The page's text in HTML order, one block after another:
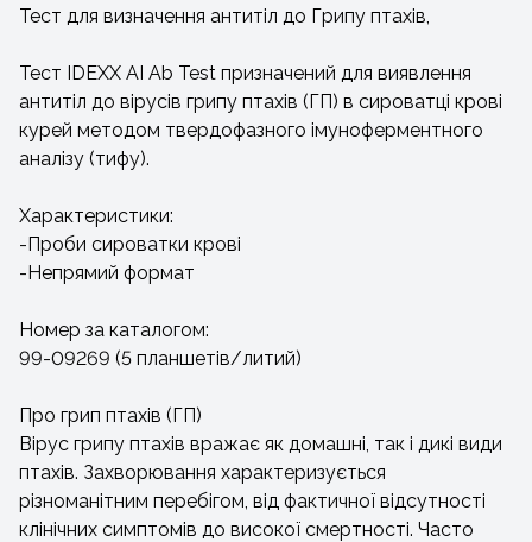
Тест для визначення антитіл до Грипу птахів,
Тест IDEXX AI Ab Test призначений для виявлення
антитіл до вірусів грипу птахів (ГП) в сироватці крові
курей методом твердофазного імуноферментного
аналізу (тифу).
Характеристики:
-Проби сироватки крові
-Непрямий формат
Номер за каталогом:
99-09269 (5 планшетів/литий)
Про грип птахів (ГП)
Вірус грипу птахів вражає як домашні, так і дикі види
птахів. Захворювання характеризується
різноманітним перебігом, від фактичної відсутності
клінічних симптомів до високої смертності. Часто